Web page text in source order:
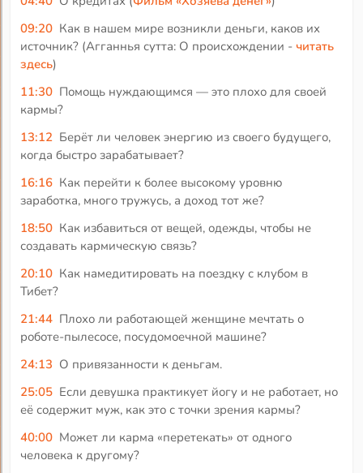
09:20 Как в нашем мире возникли деньги, каков их
источник? (Агганнья сутта: О происхождении -читать
здесь)
11:30 Помощь нуждающимся — это плохо для своей
кармы?
13:12 Берёт ли человек энергию из своего будущего,
когда быстро зарабатывает?
16:16 Как перейти к более высокому уровню
заработка, много тружусь, а доход тот же?
18:50 Как избавиться от вещей, одежды, чтобы не
создавать кармическую связь?
20:10 Как намедитировать на поездку с клубом в
Тибет?
21:44 Плохо ли работающей женщине мечтать о
роботе-пылесосе, посудомоечной машине?
24:13 О привязанности к деньгам.
25:05 Если девушка практикует йогу и не работает, но
её содержит муж, как это с точки зрения кармы?
40:00 Может ли карма «перетекать» от одного
человека к другому?